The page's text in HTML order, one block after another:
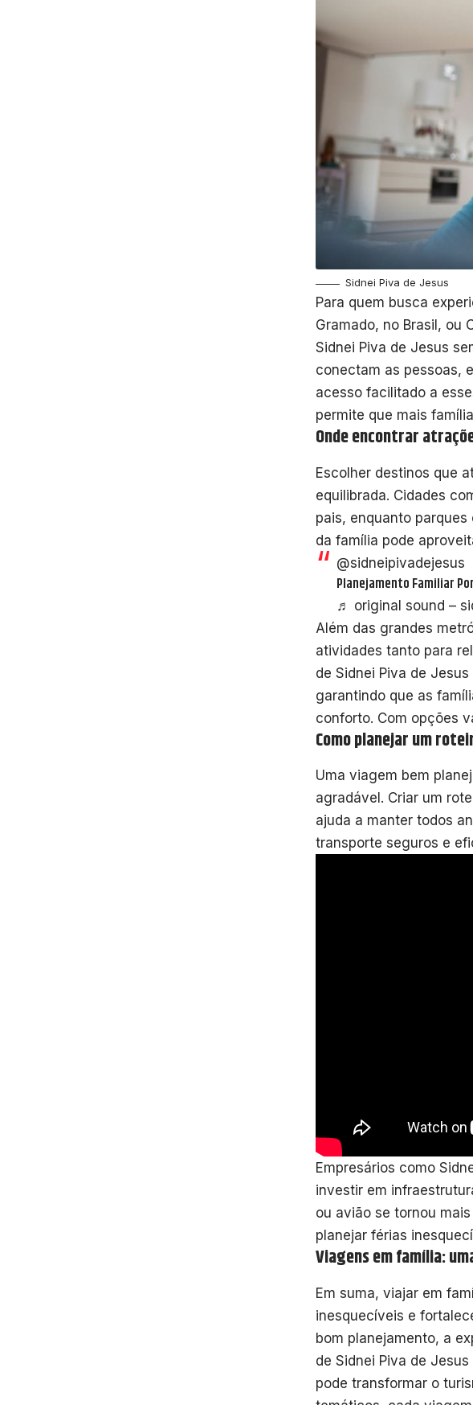
Sidnei Piva de Jesus
Para quem busca
Gramado, no Brasil, ou
Sidnei Piva de Jesus
conectam as pessoas,
acesso facilitado a
permite que mais
Onde encontrar
Escolher destinos que
equilibrada. Cidades
pais, enquanto
da família pode
@sidneipivadejesus
Planejamento Familiar
♬ original sound –
Além das grandes
atividades tanto para
de Sidnei Piva de
garantindo que as
conforto. Com opções
Como planejar um
Uma viagem bem
agradável. Criar um
ajuda a manter todos
transporte seguros e
Empresários como
investir em
ou avião se tornou
planejar férias
Viagens em família:
Em suma, viajar em
inesquecíveis e
bom planejamento, a
de Sidnei Piva de
pode transformar o